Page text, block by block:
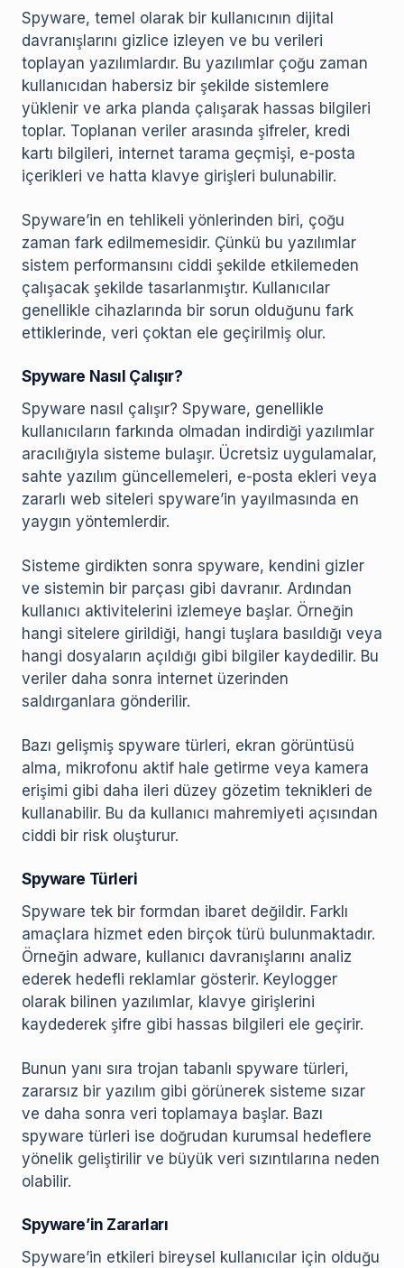
Spyware, temel olarak bir kullanıcının dijital
davranışlarını gizlice izleyen ve bu verileri
toplayan yazılımlardır. Bu yazılımlar çoğu zaman
kullanıcıdan habersiz bir şekilde sistemlere
yüklenir ve arka planda çalışarak hassas bilgileri
toplar. Toplanan veriler arasında şifreler, kredi
kartı bilgileri, internet tarama geçmişi, e-posta
içerikleri ve hatta klavye girişleri bulunabilir.
Spyware’in en tehlikeli yönlerinden biri, çoğu
zaman fark edilmemesidir. Çünkü bu yazılımlar
sistem performansını ciddi şekilde etkilemeden
çalışacak şekilde tasarlanmıştır. Kullanıcılar
genellikle cihazlarında bir sorun olduğunu fark
ettiklerinde, veri çoktan ele geçirilmiş olur.
Spyware Nasıl Çalışır?
Spyware nasıl çalışır? Spyware, genellikle
kullanıcıların farkında olmadan indirdiği yazılımlar
aracılığıyla sisteme bulaşır. Ücretsiz uygulamalar,
sahte yazılım güncellemeleri, e-posta ekleri veya
zararlı web siteleri spyware’in yayılmasında en
yaygın yöntemlerdir.
Sisteme girdikten sonra spyware, kendini gizler
ve sistemin bir parçası gibi davranır. Ardından
kullanıcı aktivitelerini izlemeye başlar. Örneğin
hangi sitelere girildiği, hangi tuşlara basıldığı veya
hangi dosyaların açıldığı gibi bilgiler kaydedilir. Bu
veriler daha sonra internet üzerinden
saldırganlara gönderilir.
Bazı gelişmiş spyware türleri, ekran görüntüsü
alma, mikrofonu aktif hale getirme veya kamera
erişimi gibi daha ileri düzey gözetim teknikleri de
kullanabilir. Bu da kullanıcı mahremiyeti açısından
ciddi bir risk oluşturur.
Spyware Türleri
Spyware tek bir formdan ibaret değildir. Farklı
amaçlara hizmet eden birçok türü bulunmaktadır.
Örneğin adware, kullanıcı davranışlarını analiz
ederek hedefli reklamlar gösterir. Keylogger
olarak bilinen yazılımlar, klavye girişlerini
kaydederek şifre gibi hassas bilgileri ele geçirir.
Bunun yanı sıra trojan tabanlı spyware türleri,
zararsız bir yazılım gibi görünerek sisteme sızar
ve daha sonra veri toplamaya başlar. Bazı
spyware türleri ise doğrudan kurumsal hedeflere
yönelik geliştirilir ve büyük veri sızıntılarına neden
olabilir.
Spyware’in Zararları
Spyware’in etkileri bireysel kullanıcılar için olduğu